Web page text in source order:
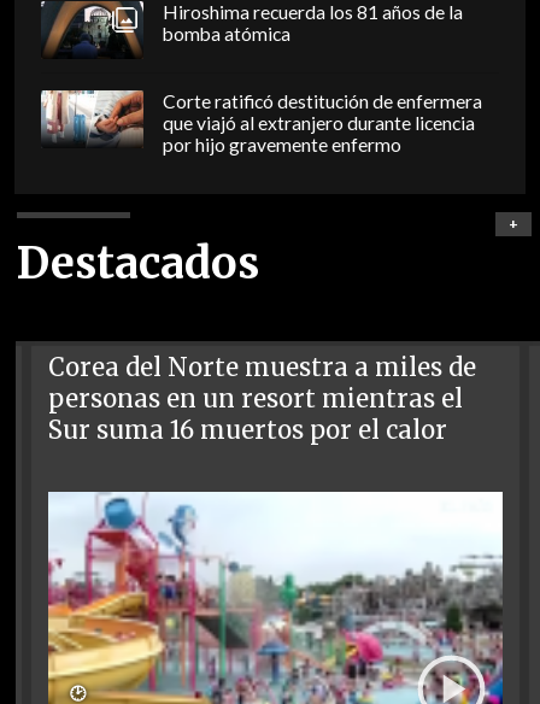
Hiroshima recuerda los 81 años de la
bomba atómica
Corte ratificó destitución de enfermera
que viajó al extranjero durante licencia
por hijo gravemente enfermo
Destacados
+
Corea del Norte muestra a miles de
personas en un resort mientras el
Sur suma 16 muertos por el calor
🕑